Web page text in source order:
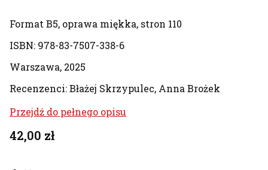
Format B5, oprawa miękka, stron 110
ISBN: 978-83-7507-338-6
Warszawa, 2025
Recenzenci: Błażej Skrzypulec, Anna Brożek
Przejdź do pełnego opisu
Cena
42,00 zł